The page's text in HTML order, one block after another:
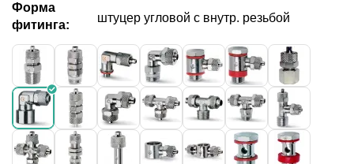
Форма
фитинга:
штуцер угловой с внутр. резьбой